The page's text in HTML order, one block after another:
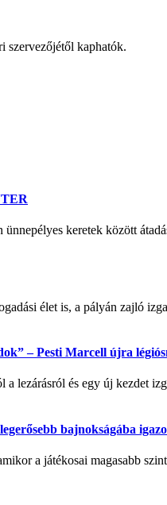
szervezőjétől kaphatók.
ünnepélyes keretek között
élet is, a pályán zajló
– Pesti Marcell újra
a lezárásról és egy új kezdet
bajnokságába
a játékosai magasabb